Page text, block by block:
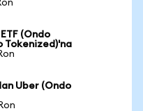
(Ondo
Tokenized)'na
Uber (Ondo